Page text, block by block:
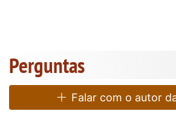
Perguntas
Falar com o autor